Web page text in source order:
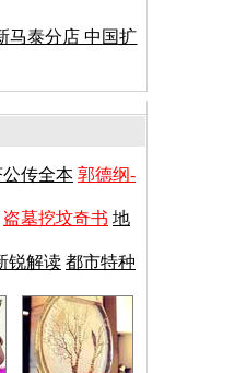
马泰分店 中国扩
公传全本 郭德纲-
盗墓挖坟奇书 地
锐解读 都市特种